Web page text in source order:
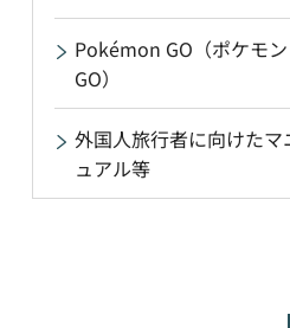
Pokémon GO（ポケモン
GO）
外国人旅行者に向けたマ
ュアル等